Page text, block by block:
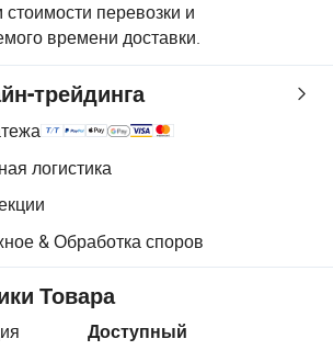
перевозки и
времени доставки.
трейдинга
логистикаотправлений благодаря
инспекция для проверки
& Обработка споров
с помощью платформы, включая возврат
Товара
Доступный